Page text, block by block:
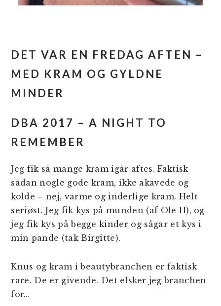
DET VAR EN FREDAG AFTEN –
MED KRAM OG GYLDNE
MINDER
DBA 2017 – A NIGHT TO
REMEMBER
Jeg fik så mange kram igår aftes. Faktisk
sådan nogle gode kram, ikke akavede og
kolde – nej, varme og inderlige kram. Helt
seriøst. Jeg fik kys på munden (af Ole H), og
jeg fik kys på begge kinder og sågar et kys i
min pande (tak Birgitte).
Knus og kram i beautybranchen er faktisk
rare. De er givende. Det elsker jeg branchen
for…